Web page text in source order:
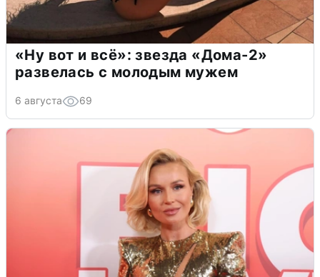
«Ну вот и всё»: звезда «Дома-2»
развелась с молодым мужем
6 августа 69